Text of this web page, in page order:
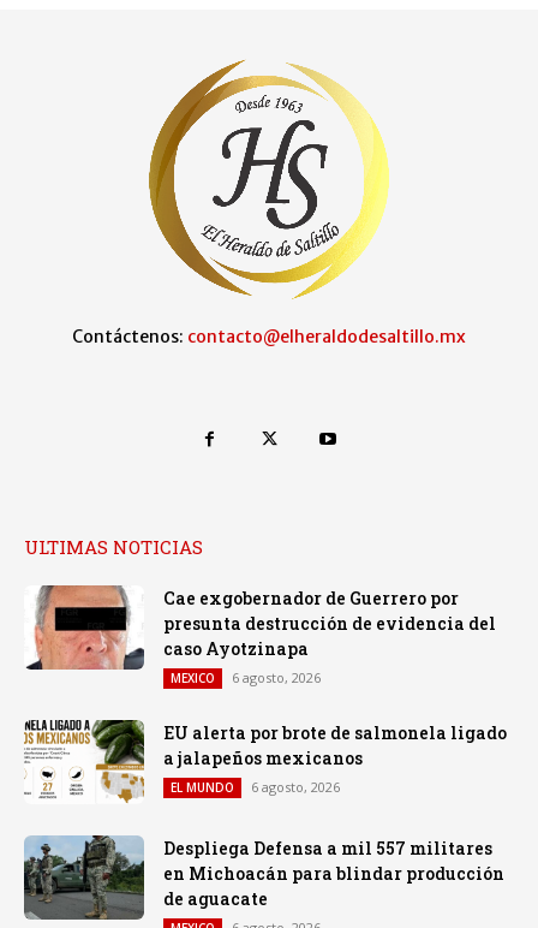
Contáctenos: contacto@elheraldodesaltillo.mx
ULTIMAS NOTICIAS
Cae exgobernador de Guerrero por
presunta destrucción de evidencia del
caso Ayotzinapa
MEXICO 6 agosto, 2026
EU alerta por brote de salmonela ligado
a jalapeños mexicanos
EL MUNDO 6 agosto, 2026
Despliega Defensa a mil 557 militares
en Michoacán para blindar producción
de aguacate